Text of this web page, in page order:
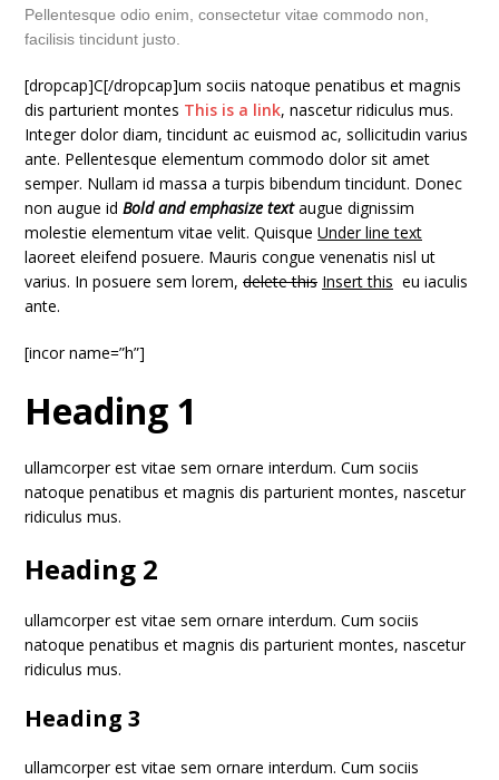
Pellentesque odio enim, consectetur vitae commodo non,
facilisis tincidunt justo.
[dropcap]C[/dropcap]um sociis natoque penatibus et magnis
dis parturient montes This is a link, nascetur ridiculus mus.
Integer dolor diam, tincidunt ac euismod ac, sollicitudin varius
ante. Pellentesque elementum commodo dolor sit amet
semper. Nullam id massa a turpis bibendum tincidunt. Donec
non augue id Bold and emphasize textaugue dignissim
molestie elementum vitae velit. Quisque Under line text
laoreet eleifend posuere. Mauris congue venenatis nisl ut
varius. In posuere sem lorem, delete this Insert this eu iaculis
ante.
[incor name=”h”]
Heading 1
ullamcorper est vitae sem ornare interdum. Cum sociis
natoque penatibus et magnis dis parturient montes, nascetur
ridiculus mus.
Heading 2
ullamcorper est vitae sem ornare interdum. Cum sociis
natoque penatibus et magnis dis parturient montes, nascetur
ridiculus mus.
Heading 3
ullamcorper est vitae sem ornare interdum. Cum sociis